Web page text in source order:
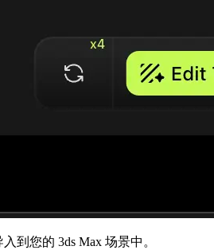
到您的 3ds Max 场景中。